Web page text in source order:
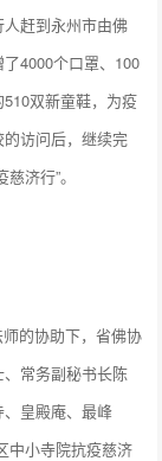
赶到永州市由佛
4000个口罩、100
双新童鞋，为疫
访问后，继续完
济行”。
的协助下，省佛协
常务副秘书长陈
皇殿庵、最峰
中小寺院抗疫慈济